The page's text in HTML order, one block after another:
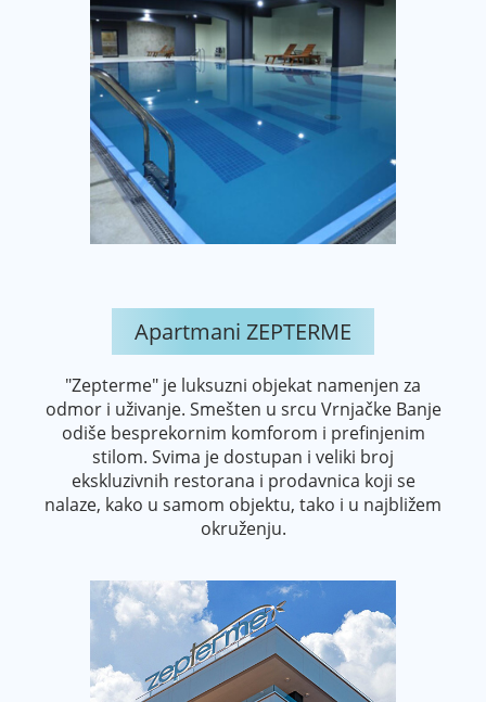
Apartmani ZEPTERME
"Zepterme" je luksuzni objekat namenjen za
odmor i uživanje. Smešten u srcu Vrnjačke Banje
odiše besprekornim komforom i prefinjenim
stilom. Svima je dostupan i veliki broj
ekskluzivnih restorana i prodavnica koji se
nalaze, kako u samom objektu, tako i u najbližem
okruženju.